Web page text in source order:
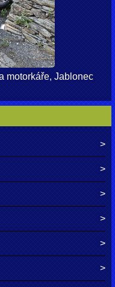
motorkáře, Jablonec